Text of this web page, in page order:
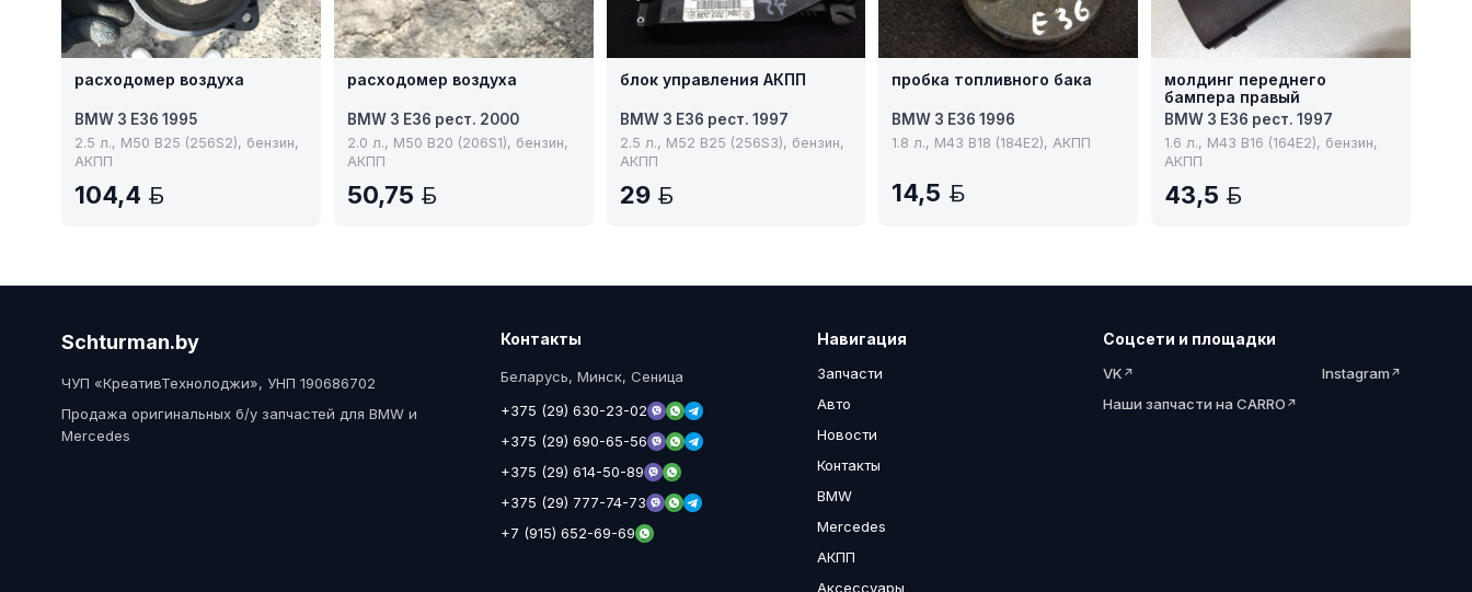
расходомер воздуха
BMW 3 E36 1995
2.5 л., M50 B25 (256S2), бензин,
АКПП
104,4
расходомер воздуха
BMW 3 E36 рест. 2000
2.0 л., M50 B20 (206S1), бензин,
АКПП
50,75
блок управления АКПП
BMW 3 E36 рест. 1997
2.5 л., M52 B25 (256S3), бензин,
АКПП
29
пробка топливного бака
BMW 3 E36 1996
1.8 л., M43 B18 (184E2), АКПП
14,5
молдинг переднего
бампера правый
BMW 3 E36 рест. 1997
1.6 л., M43 B16 (164E2), бензин,
АКПП
43,5
Schturman.by
ЧУП «КреативТехнолоджи», УНП 190686702
Продажа оригинальных б/у запчастей для BMW и
Mercedes
Контакты
Беларусь, Минск, Сеница
+375 (29) 630-23-02
+375 (29) 690-65-56
+375 (29) 614-50-89
+375 (29) 777-74-73
+7 (915) 652-69-69
Навигация
Запчасти
Авто
Новости
Контакты
BMW
Mercedes
АКПП
Аксессуары
Соцсети и площадки
VK
Instagram
Наши запчасти на CARRO